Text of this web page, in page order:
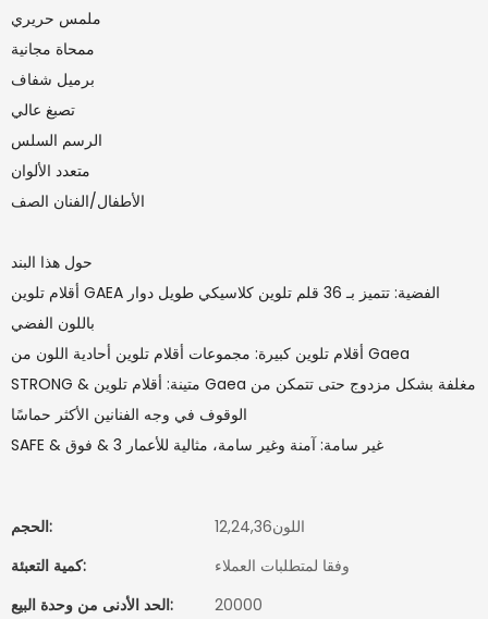
برميل شفاف
تصبغ عالي
الرسم السلس
متعدد الألوان
الأطفال/الفنان الصف
حول هذا البند
أقلام تلوين GAEA الفضية: تتميز بـ 36 قلم تلوين كلاسيكي طويل دوار
باللون الفضي
أقلام تلوين كبيرة: مجموعات أقلام تلوين أحادية اللون من Gaea
STRONG & متينة: أقلام تلوين Gaea مغلفة بشكل مزدوج حتى تتمكن من
الوقوف في وجه الفنانين الأكثر حماسًا
SAFE & غير سامة: آمنة وغير سامة، مثالية للأعمار 3 & فوق
الحجم:
اللون12,24,36
كمية التعبئة:
وفقا لمتطلبات العملاء
الحد الأدنى من وحدة البيع:
20000